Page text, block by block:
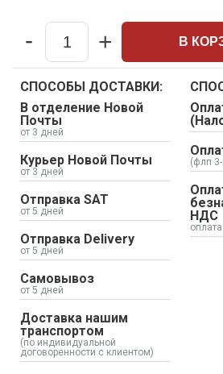
Quantity
- + В
СПОСОБЫ ДОСТАВКИ:
В отделение Новой
Почты
от 3 дней
Курьер Новой Почты
от 3 дней
Отправка SAT
от 5 дней
Отправка Delivery
от 5 дней
Самовывоз
от 5 дней
Доставка нашим
транспортом
(по индивидуальной
договоренности с клиентом)
(флп
НДС